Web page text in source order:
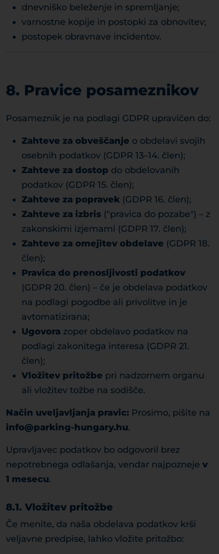
dnevniško beleženje in spremljanje;
varnostne kopije in postopki za obnovitev;
postopek obravnave incidentov.
8. Pravice posameznikov
Posameznik je na podlagi GDPR upravičen do:
Zahteve za obveščanje o obdelavi svojih
osebnih podatkov (GDPR 13–14. člen);
Zahteve za dostop do obdelovanih
podatkov (GDPR 15. člen);
Zahteve za popravek (GDPR 16. člen);
Zahteve za izbris ("pravica do pozabe") – z
zakonskimi izjemami (GDPR 17. člen);
Zahteve za omejitev obdelave (GDPR 18.
člen);
Pravica do prenosljivosti podatkov
(GDPR 20. člen) – če je obdelava podatkov
na podlagi pogodbe ali privolitve in je
avtomatizirana;
Ugovora zoper obdelavo podatkov na
podlagi zakonitega interesa (GDPR 21.
člen);
Vložitev pritožbe pri nadzornem organu
ali vložitev tožbe na sodišče.
Način uveljavljanja pravic: Prosimo, pišite na
info@parking-hungary.hu.
Upravljavec podatkov bo odgovoril brez
nepotrebnega odlašanja, vendar najpozneje v
1 mesecu.
8.1. Vložitev pritožbe
Če menite, da naša obdelava podatkov krši
veljavne predpise, lahko vložite pritožbo: